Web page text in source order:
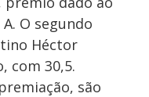
O segundo
Héctor
com 30,5.
são